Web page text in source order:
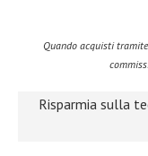
Quando acquisti
Risparmia sulla